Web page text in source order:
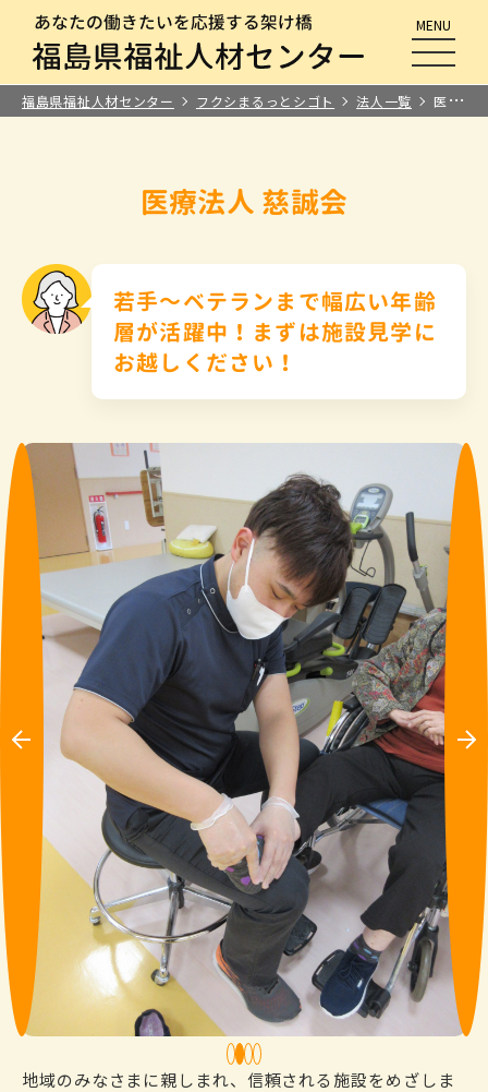
MENU
メニ
福島県福祉人材センター フクシまるっとシゴト 法人一覧 医療法人 慈誠会
医療法人 慈誠会
若手～ベテランまで幅広い年齢
層が活躍中！まずは施設見学に
お越しください！
vio
Ne
xt
1 234
地域のみなさまに親しまれ、信頼される施設をめざしま